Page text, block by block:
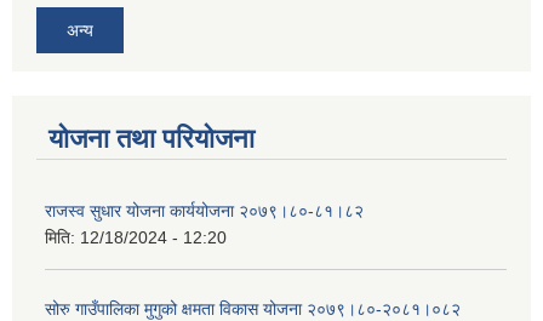
अन्य
योजना तथा परियोजना
राजस्व सुधार योजना कार्ययोजना २०७९।८०-८१।८२
मिति: 12/18/2024 - 12:20
सोरु गाउँपालिका मुगुको क्षमता विकास योजना २०७९।८०-२०८१।०८२